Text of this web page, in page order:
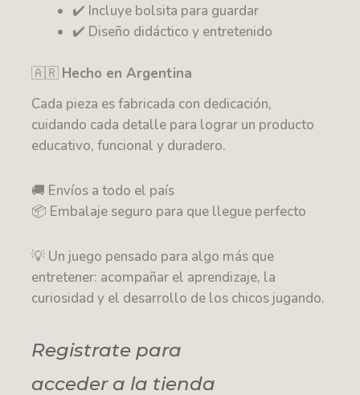
✔️ Incluye bolsita para guardar
✔️ Diseño didáctico y entretenido
🇦🇷 Hecho en Argentina
Cada pieza es fabricada con dedicación,
cuidando cada detalle para lograr un producto
educativo, funcional y duradero.
🚚 Envíos a todo el país
📦 Embalaje seguro para que llegue perfecto
💡 Un juego pensado para algo más que
entretener: acompañar el aprendizaje, la
curiosidad y el desarrollo de los chicos jugando.
Registrate para
acceder a la tienda